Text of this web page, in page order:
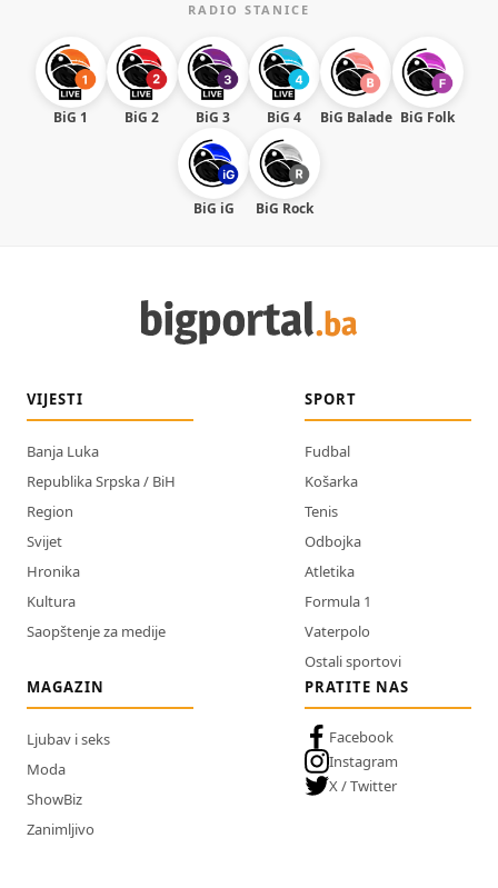
RADIO STANICE
BiG 1 BiG 2 BiG 3 BiG 4 BiG Balade BiG Folk
BiG iG BiG Rock
VIJESTI
Banja Luka
Republika Srpska / BiH
Region
Svijet
Hronika
Kultura
Saopštenje za medije
SPORT
Fudbal
Košarka
Tenis
Odbojka
Atletika
Formula 1
Vaterpolo
Ostali sportovi
MAGAZIN
Ljubav i seks
Moda
ShowBiz
Zanimljivo
PRATITE NAS
Facebook
Instagram
X / Twitter